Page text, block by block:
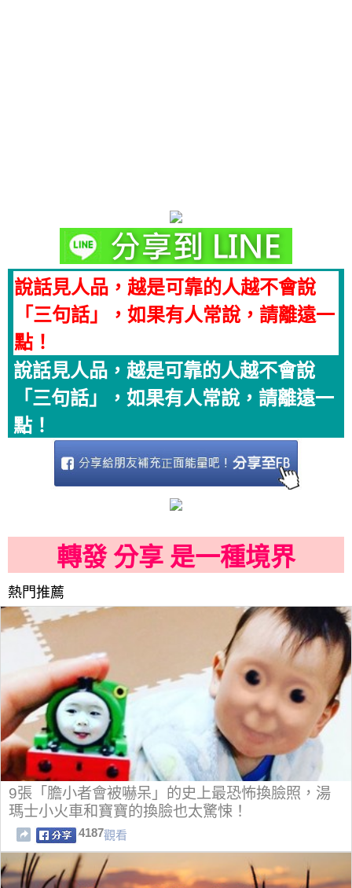
說話見人品，越是可靠的人越不會說
「三句話」，如果有人常說，請離遠一
點！
說話見人品，越是可靠的人越不會說
「三句話」，如果有人常說，請離遠一
點！
轉發 分享 是一種境界
熱門推薦
9張「膽小者會被嚇呆」的史上最恐怖換臉照，湯
瑪士小火車和寶寶的換臉也太驚悚！
4187觀看